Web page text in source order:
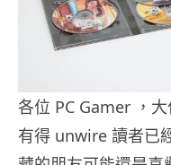
各位 PC Gamer ，
有得 unwire 讀者已